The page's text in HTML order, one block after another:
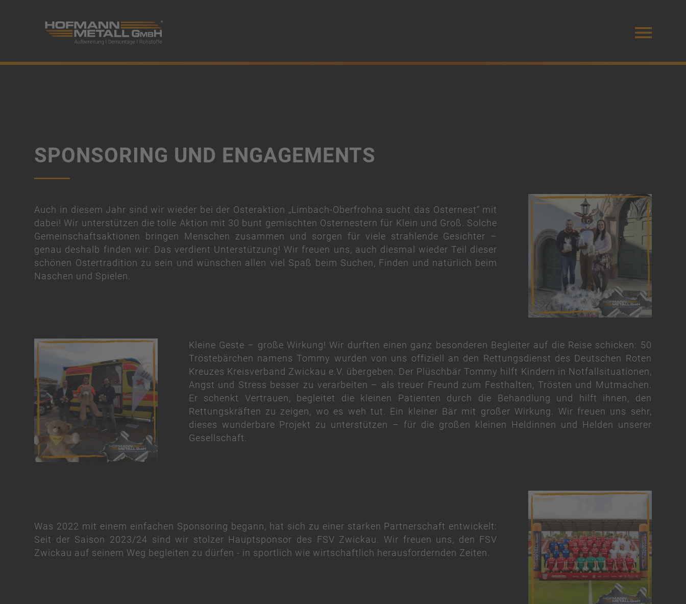
SPONSORING UND ENGAGEMENTS
Auch in diesem Jahr sind wir wieder bei der Osteraktion „Limbach-Oberfrohna sucht das Osternest“ mit
dabei! Wir unterstützen die tolle Aktion mit 30 bunt gemischten Osternestern für Klein und Groß. Solche
Gemeinschaftsaktionen bringen Menschen zusammen und sorgen für viele strahlende Gesichter –
genau deshalb finden wir: Das verdient Unterstützung! Wir freuen uns, auch diesmal wieder Teil dieser
schönen Ostertradition zu sein und wünschen allen viel Spaß beim Suchen, Finden und natürlich beim
Naschen und Spielen.
Kleine Geste – große Wirkung! Wir durften einen ganz besonderen Begleiter auf die Reise schicken: 50
Tröstebärchen namens Tommy wurden von uns offiziell an den Rettungsdienst des Deutschen Roten
Kreuzes Kreisverband Zwickau e.V. übergeben. Der Plüschbär Tommy hilft Kindern in Notfallsituationen,
Angst und Stress besser zu verarbeiten – als treuer Freund zum Festhalten, Trösten und Mutmachen.
Er schenkt Vertrauen, begleitet die kleinen Patienten durch die Behandlung und hilft ihnen, den
Rettungskräften zu zeigen, wo es weh tut. Ein kleiner Bär mit großer Wirkung. Wir freuen uns sehr,
dieses wunderbare Projekt zu unterstützen – für die großen kleinen Heldinnen und Helden unserer
Gesellschaft.
Was 2022 mit einem einfachen Sponsoring begann, hat sich zu einer starken Partnerschaft entwickelt:
Seit der Saison 2023/24 sind wir stolzer Hauptsponsor des FSV Zwickau. Wir freuen uns, den FSV
Zwickau auf seinem Weg begleiten zu dürfen - in sportlich wie wirtschaftlich herausfordernden Zeiten.